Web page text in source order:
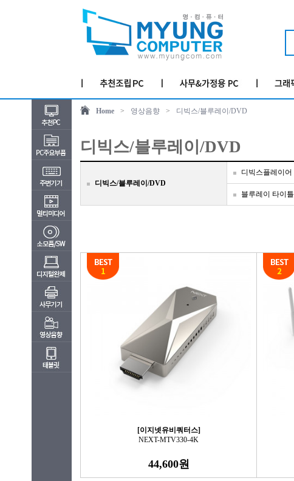
Home > 영상음향 > 디빅스/블루레이/DVD
디빅스/블루레이/DVD
디빅스/블루레이/DVD
디빅스플레이어
블루레이 타이틀
[이지넷유비쿼터스]
NEXT-MTV330-4K
44,600원